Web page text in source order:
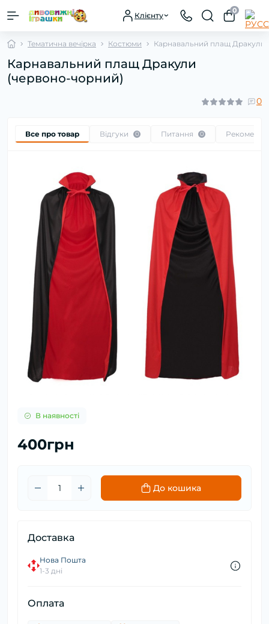
Клієнту
0
Тематична вечірка Костюми Карнавальний плащ Дракули
Карнавальний плащ Дракули
(червоно-чорний)
0
Все про товар Відгуки 0 Питання 0
В наявності
400грн
До кошика
Доставка
Нова Пошта
1-3 дні
Оплата